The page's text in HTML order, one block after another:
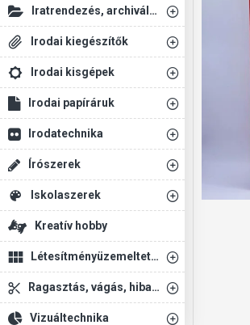
Iratrendezés, archiválás
Irodai kiegészítők
Irodai kisgépek
Irodai papíráruk
Irodatechnika
Írószerek
Iskolaszerek
Kreatív hobby
Létesítményüzemeltetés
Ragasztás, vágás, hibajavítás
Vizuáltechnika